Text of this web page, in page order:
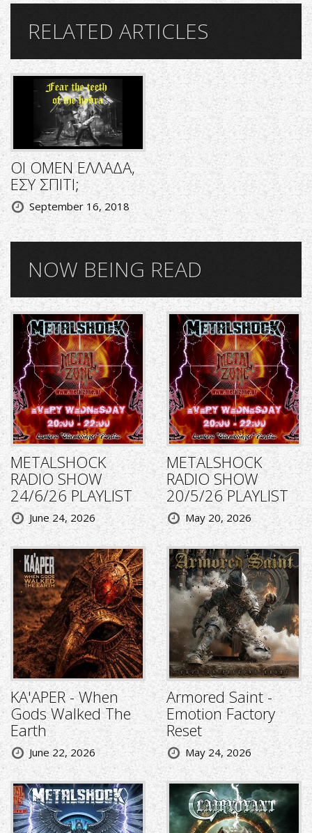
RELATED ARTICLES
ΟΙ OMEN ΕΛΛΑΔΑ,
ΕΣΥ ΣΠΙΤΙ;
September 16, 2018
NOW BEING READ
METALSHOCK
RADIO SHOW
24/6/26 PLAYLIST
June 24, 2026
METALSHOCK
RADIO SHOW
20/5/26 PLAYLIST
May 20, 2026
KA'APER - When
Gods Walked The
Earth
June 22, 2026
Armored Saint -
Emotion Factory
Reset
May 24, 2026